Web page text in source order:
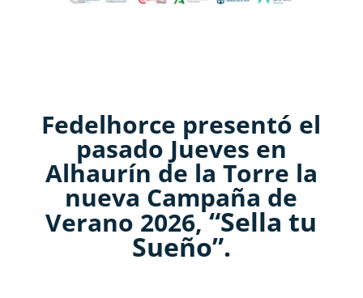
Fedelhorce presentó el
pasado Jueves en
Alhaurín de la Torre la
nueva Campaña de
Verano 2026,“Sella tu
Sueño”.